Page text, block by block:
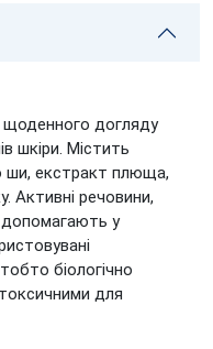
щоденного догляду
шкіри. Містить
ши, екстракт плюща,
Активні речовини,
допомагають у
біологічно
для